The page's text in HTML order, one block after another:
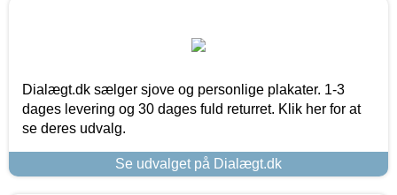
Dialægt.dk sælger sjove og personlige plakater. 1-3
dages levering og 30 dages fuld returret. Klik her for at
se deres udvalg.
Se udvalget på Dialægt.dk